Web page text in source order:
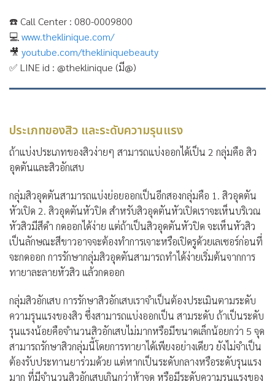
☎️Call Center : 080-0009800
💻 www.theklinique.com/
🎥 youtube.com/thekliniquebeauty
✅ LINE id : @theklinique (มี@)
ประเภทของสิว และระดับความรุนแรง
ถ้าแบ่งประเภทของสิวง่ายๆ สามารถแบ่งออกได้เป็น 2 กลุ่มคือ สิว
อุดตันและสิวอักเสบ
กลุ่มสิวอุดตันสามารถแบ่งย่อยออกเป็นอีกสองกลุ่มคือ 1. สิวอุดตัน
หัวเปิด 2. สิวอุดตันหัวปิด สำหรับสิวอุดตันหัวเปิดเราจะเห็นบริเวณ
หัวสิวมีสีดำ กดออกได้ง่าย แต่ถ้าเป็นสิวอุดตันหัวปิด จะเห็นหัวสิว
เป็นลักษณะสีขาวอาจจะต้องทำการเจาะหรือเปิดรูด้วยเลเซอร์ก่อนที่
จะกดออก การรักษากลุ่มสิวอุดตันสามารถทำได้ง่ายเริ่มต้นจากการ
ทายาละลายหัวสิว แล้วกดออก
กลุ่มสิวอักเสบ การรักษาสิวอักเสบเราจำเป็นต้องประเมินตามระดับ
ความรุนแรงของสิว ซึ่งสามารถแบ่งออกเป็น สามระดับ ถ้าเป็นระดับ
รุนแรงน้อยคือจำนวนสิวอักเสบไม่มากหรือมีขนาดเล็กน้อยกว่า 5 จุด
สามารถรักษาสิวกลุ่มนี้โดยการทายาได้เพียงอย่างเดียว ยังไม่จำเป็น
ต้องรับประทานยาร่วมด้วย แต่หากเป็นระดับกลางหรือระดับรุนแรง
มาก ที่มีจำนวนสิวอักเสบเกินกว่าห้าจุด หรือมีระดับความรุนแรงของ